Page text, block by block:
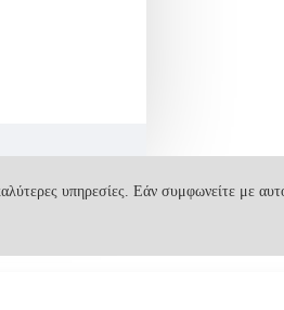
υπηρεσίες. Εάν συμφωνείτε με